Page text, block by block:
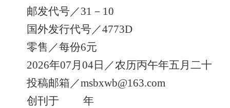
邮发代号／31－10
国外发行代号／4773D
零售／每份6元
2026年07月04日／农历丙午年五月二十
投稿邮箱／msbxwb@163.com
创刊于 年